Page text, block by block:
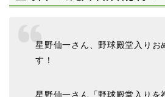
星野仙一さん、野球殿堂入りお
す！
星野仙一さん「野球殿堂入りを